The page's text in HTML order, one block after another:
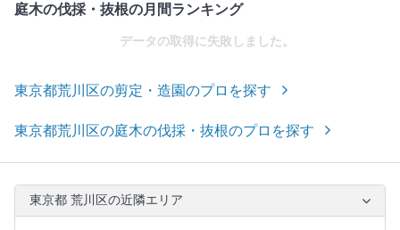
庭木の伐採・抜根の月間ランキング
データの取得に失敗しました。
東京都荒川区の剪定・造園のプロを探す
東京都荒川区の庭木の伐採・抜根のプロを探す
東京都 荒川区の近隣エリア